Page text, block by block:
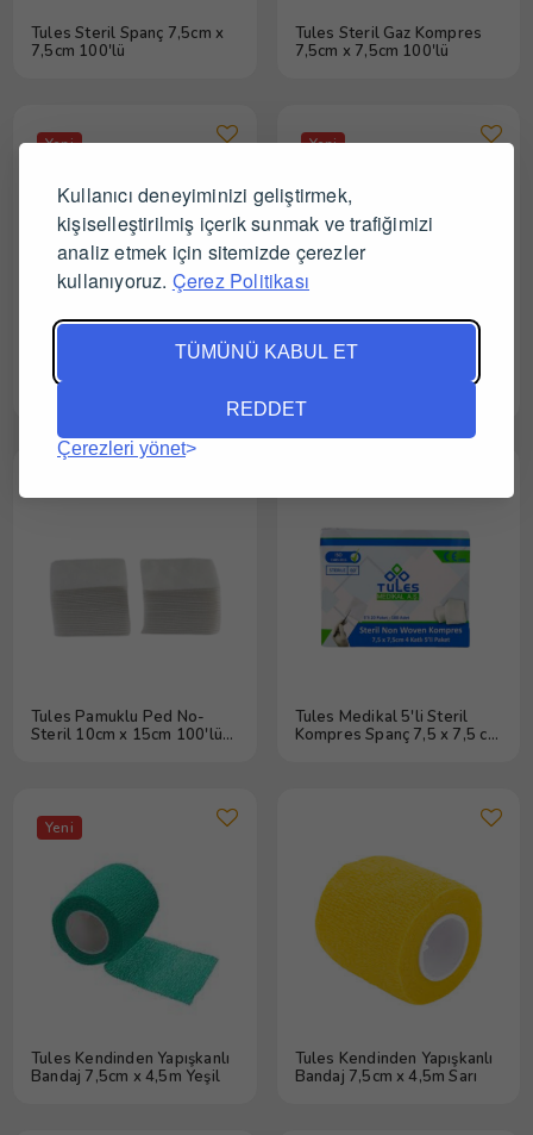
Kullanıcı deneyiminizi geliştirmek,
kişiselleştirilmiş içerik sunmak ve trafiğimizi
analiz etmek için sitemizde çerezler
kullanıyoruz. Çerez Politikası
TÜMÜNÜ KABUL ET
REDDET
Çerezleri yönet
Tules Steril Spanç 7,5cm x
7,5cm 100'lü
Tules Steril Gaz Kompres
7,5cm x 7,5cm 100'lü
Yeni
Tules Spanç 7,5cm x 7,5cm
8 Kat 500'lü
Yeni
Steril 10cm x 20cm 100'lü
Paket
Tules Pamuklu Ped No-
Steril 10cm x 15cm 100'lü
Tules Medikal 5'li Steril
Kompres Spanç 7,5 x 7,5 cm
Yeni
Tules Kendinden Yapışkanlı
Bandaj 7,5cm x 4,5m Yeşil
Tules Kendinden Yapışkanlı
Bandaj 7,5cm x 4,5m Sarı